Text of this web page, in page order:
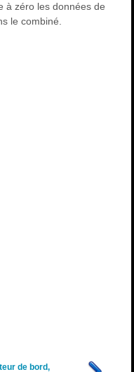
à zéro les données de
le combiné.
de bord,